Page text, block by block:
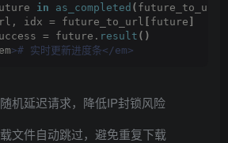
in as_completed ( future_to_url
idx = future_to_url
[ future ]
= future.
result ()
em># 实时更新进度条</em>
机延迟请求，降低IP封锁风险
文件自动跳过，避免重复下载